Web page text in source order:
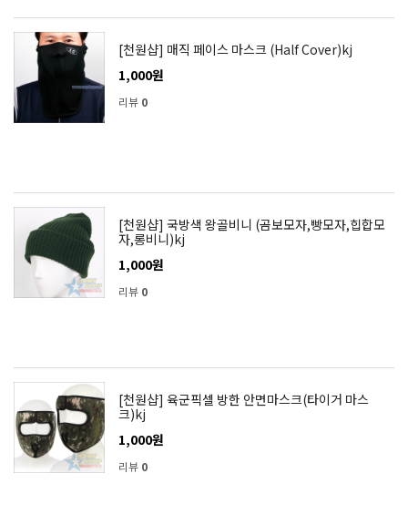
[천원샵] 매직 페이스 마스크 (Half Cover)kj
1,000원
리뷰 0
[천원샵] 국방색 왕골비니 (곰보모자,빵모자,힙합모
자,롱비니)kj
1,000원
리뷰 0
[천원샵] 육군픽셀 방한 안면마스크(타이거 마스
크)kj
1,000원
리뷰 0